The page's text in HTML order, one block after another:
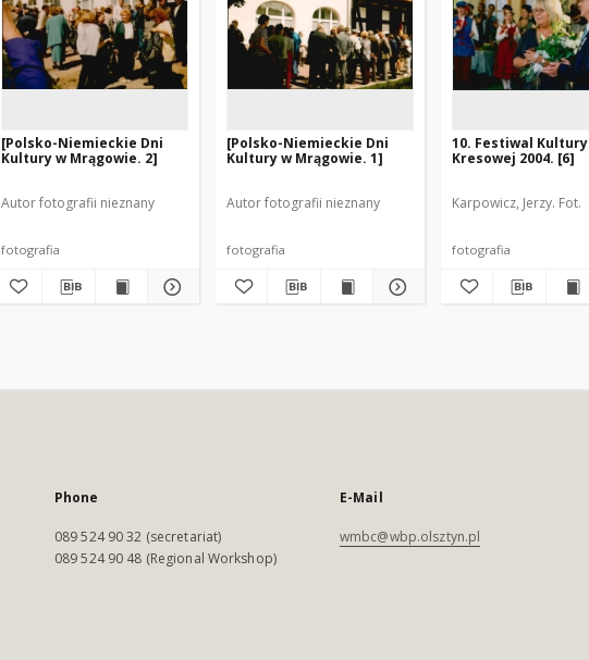
[Polsko-Niemieckie Dni
Kultury w Mrągowie. 2]
Autor fotografii nieznany
fotografia
[Polsko-Niemieckie Dni
Kultury w Mrągowie. 1]
Autor fotografii nieznany
fotografia
10. Festiwal Kultury
Kresowej 2004. [6]
Karpowicz, Jerzy. Fot.
fotografia
Phone
089 524 90 32 (secretariat)
089 524 90 48 (Regional Workshop)
E-Mail
wmbc@wbp.olsztyn.pl